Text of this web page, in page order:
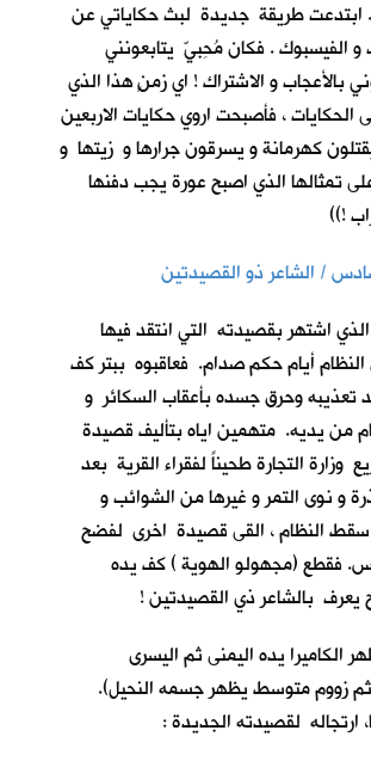
. ابتدعت طريقة جديدة لبث حكاياتي عن
و الفيسبوك . فكان مُحِبيّ يتابعونني
بالأعجاب و الاشتراك ! اي زمنٍ هذا الذي
، فأصبحت اروي حكايات الاربعين
كهرمانة و يسرقون جرارها و زيتها و
تمثالها الذي اصبح عورة يجب دفنها
!))
/ الشاعر ذو القصيدتين
الذي اشتهر بقصيدته التي انتقد فيها
أيام حكم صدام. فعاقبوه ببتر كف
تعذيبه وحرق جسده بأعقاب السكائر و
من يديه. متهمين اياه بتأليف قصيدة
التجارة طحيناً لفقراء القرية بعد
و نوى التمر و غيرها من الشوائب و
النظام ، القى قصيدة اخرى لفضح
فقطع (مجهولو الهوية ) كف يده
يعرف بالشاعر ذي القصيدتين !
الكاميرا يده اليمنى ثم اليسرى
زووم متوسط يظهر جسمه النحيل).
ارتجاله لقصيدته الجديدة :